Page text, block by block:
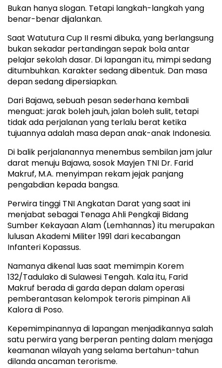
Bukan hanya slogan. Tetapi langkah-langkah yang
benar-benar dijalankan.
Saat Watutura Cup II resmi dibuka, yang berlangsung
bukan sekadar pertandingan sepak bola antar
pelajar sekolah dasar. Di lapangan itu, mimpi sedang
ditumbuhkan. Karakter sedang dibentuk. Dan masa
depan sedang dipersiapkan.
Dari Bajawa, sebuah pesan sederhana kembali
menguat: jarak boleh jauh, jalan boleh sulit, tetapi
tidak ada perjalanan yang terlalu berat ketika
tujuannya adalah masa depan anak-anak Indonesia.
Di balik perjalanannya menembus sembilan jam jalur
darat menuju Bajawa, sosok Mayjen TNI Dr. Farid
Makruf, M.A. menyimpan rekam jejak panjang
pengabdian kepada bangsa.
Perwira tinggi TNI Angkatan Darat yang saat ini
menjabat sebagai Tenaga Ahli Pengkaji Bidang
Sumber Kekayaan Alam (Lemhannas) itu merupakan
lulusan Akademi Militer 1991 dari kecabangan
Infanteri Kopassus.
Namanya dikenal luas saat memimpin Korem
132/Tadulako di Sulawesi Tengah. Kala itu, Farid
Makruf berada di garda depan dalam operasi
pemberantasan kelompok teroris pimpinan Ali
Kalora di Poso.
Kepemimpinannya di lapangan menjadikannya salah
satu perwira yang berperan penting dalam menjaga
keamanan wilayah yang selama bertahun-tahun
dilanda ancaman terorisme.